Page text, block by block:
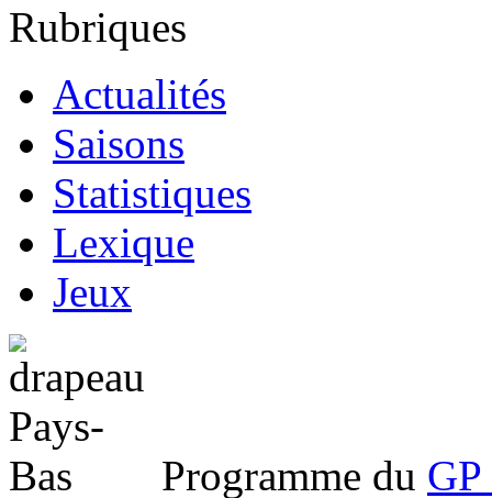
Rubriques
Actualités
Saisons
Statistiques
Lexique
Jeux
Programme du